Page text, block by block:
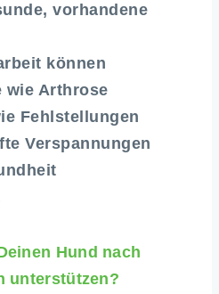
vorhandene
können
wie Arthrose
Fehlstellungen
Verspannungen
Hund nach
unterstützen?